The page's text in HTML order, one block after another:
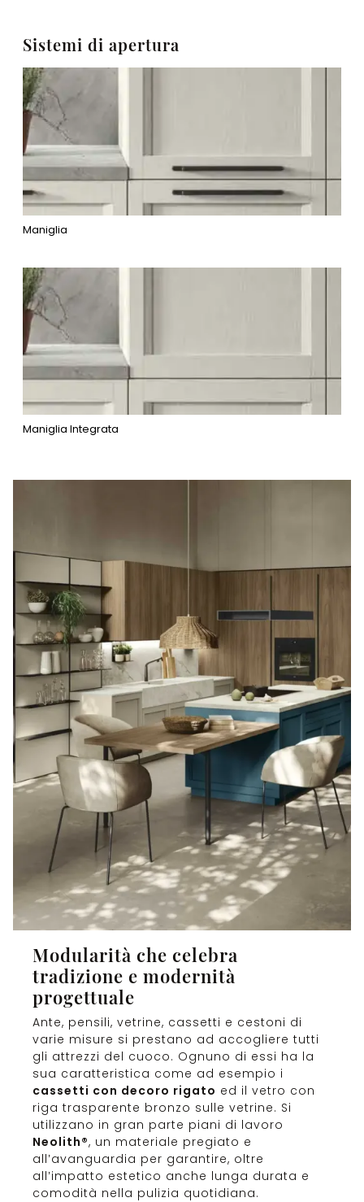
Sistemi di apertura
Maniglia
Maniglia Integrata
Modularità che celebra
tradizione e modernità
progettuale
Ante, pensili, vetrine, cassetti e cestoni di
varie misure si prestano ad accogliere tutti
gli attrezzi del cuoco. Ognuno di essi ha la
sua caratteristica come ad esempio i
cassetti con decoro rigato ed il vetro con
riga trasparente bronzo sulle vetrine. Si
utilizzano in gran parte piani di lavoro
Neolith®, un materiale pregiato e
all’avanguardia per garantire, oltre
all’impatto estetico anche lunga durata e
comodità nella pulizia quotidiana.